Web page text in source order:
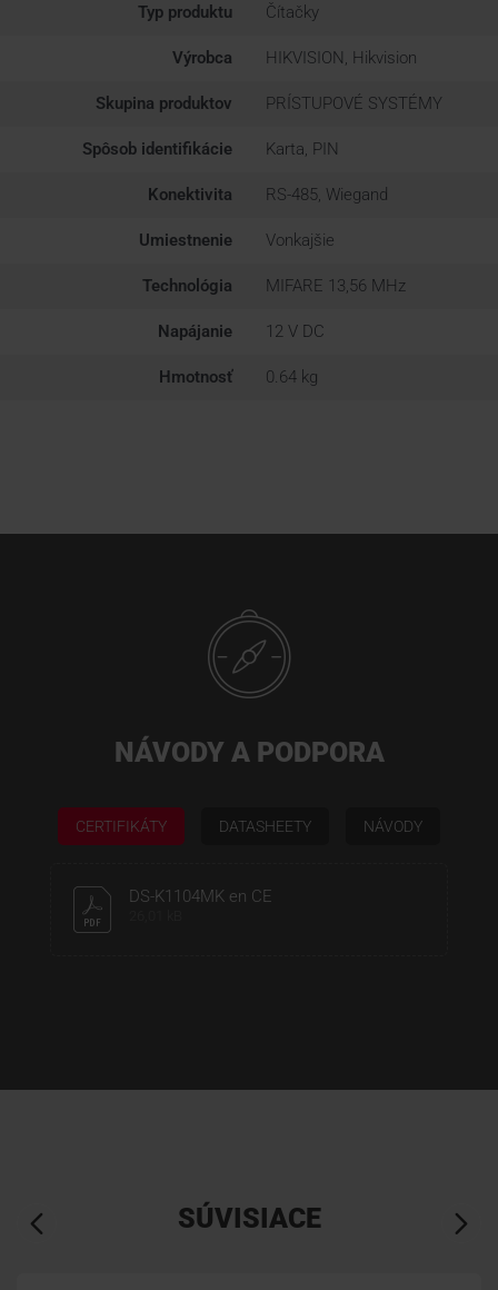
Typ produktu Čítačky
Výrobca HIKVISION, Hikvision
Skupina produktov PRÍSTUPOVÉ SYSTÉMY
Spôsob identifikácie Karta, PIN
Konektivita RS-485, Wiegand
Umiestnenie Vonkajšie
Technológia MIFARE 13,56 MHz
Napájanie 12 V DC
Hmotnosť 0.64 kg
NÁVODY A PODPORA
CERTIFIKÁTY DATASHEETY NÁVODY
DS-K1104MK en CE
SÚVISIACE